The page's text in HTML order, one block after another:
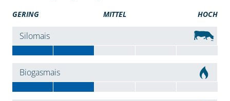
GERING MITTEL HOCH
Silomais
Biogasmais